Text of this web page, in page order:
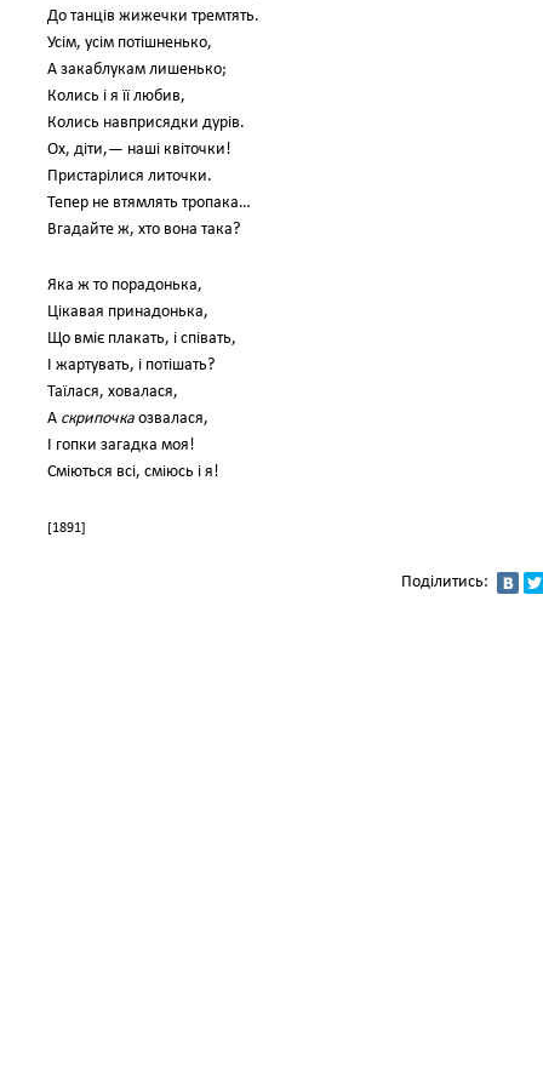
До танців жижечки тремтять.
Усім, усім потішненько,
А закаблукам лишенько;
Колись і я її любив,
Колись навприсядки дурів.
Ох, діти,— наші квіточки!
Пристарілися литочки.
Тепер не втямлять тропака…
Вгадайте ж, хто вона така?
Яка ж то порадонька,
Цікавая принадонька,
Що вміє плакать, і співать,
І жартувать, і потішать?
Таїлася, ховалася,
А скрипочка озвалася,
І гопки загадка моя!
Сміються всі, сміюсь і я!
[1891]
Поділитись: